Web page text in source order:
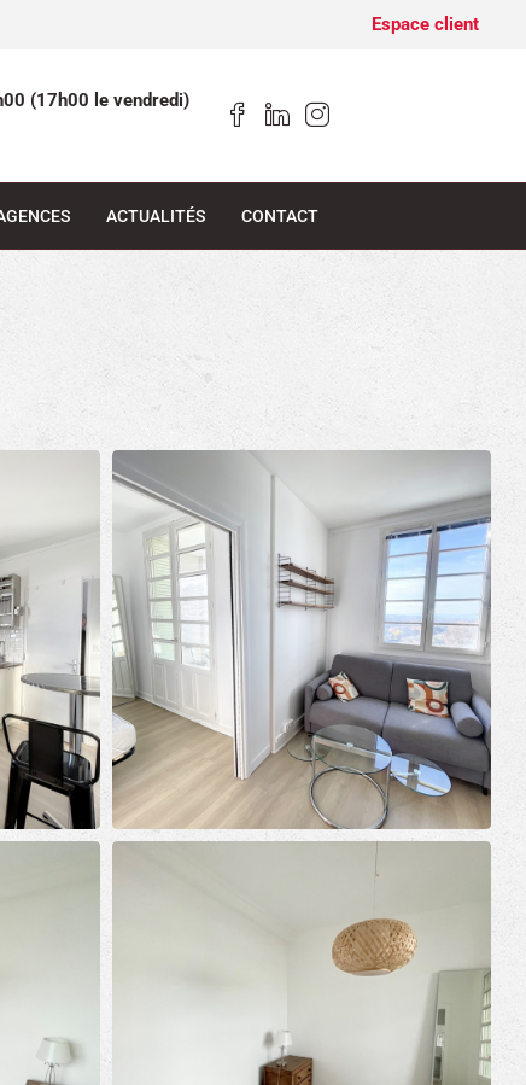
Espace client
(17h00 le vendredi)
ACTUALITÉS CONTACT